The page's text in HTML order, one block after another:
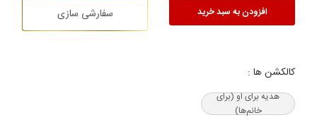
افزودن به سبد خرید سفارشی سازی
کالکشن ها :
هدیه‌ برای او (برای
خانم‌ها)